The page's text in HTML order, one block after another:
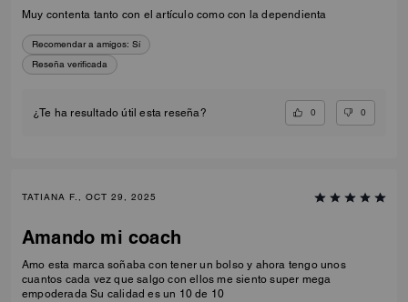
Muy contenta tanto con el artículo como con la dependienta
Recomendar a amigos: Sí
Reseña verificada
¿Te ha resultado útil esta reseña? 0 0
TATIANA F., OCT 29, 2025
Amando mi coach
Amo esta marca soñaba con tener un bolso y ahora tengo unos
cuantos cada vez que salgo con ellos me siento super mega
empoderada Su calidad es un 10 de 10